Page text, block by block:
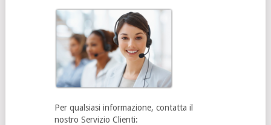
Per qualsiasi informazione, contatta il
nostro Servizio Clienti: